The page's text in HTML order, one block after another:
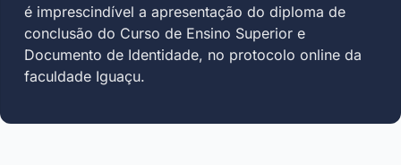
é imprescindível a apresentação do diploma de
conclusão do Curso de Ensino Superior e
Documento de Identidade, no protocolo online da
faculdade Iguaçu.